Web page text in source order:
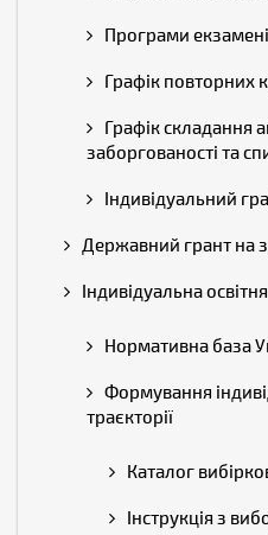
Програми
Графік повторних
Графік складання
заборгованості та
Індивідуальний
Державний грант на
Індивідуальна
Нормативна база
Формування
траєкторії
Каталог
Інструкція з